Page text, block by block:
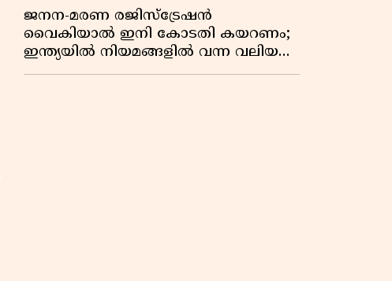
ജനന-മരണ രജിസ്ട്രേഷൻ
വൈകിയാൽ ഇനി കോടതി കയറണം;
ഇന്ത്യയിൽ നിയമങ്ങളിൽ വന്ന വലിയ
മാറ്റങ്ങൾ അറിയാം